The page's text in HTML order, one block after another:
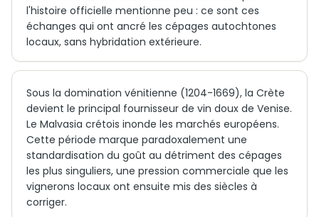
l'histoire officielle mentionne peu : ce sont ces
échanges qui ont ancré les cépages autochtones
locaux, sans hybridation extérieure.
Sous la domination vénitienne (1204-1669), la Crète
devient le principal fournisseur de vin doux de Venise.
Le Malvasia crétois inonde les marchés européens.
Cette période marque paradoxalement une
standardisation du goût au détriment des cépages
les plus singuliers, une pression commerciale que les
vignerons locaux ont ensuite mis des siècles à
corriger.